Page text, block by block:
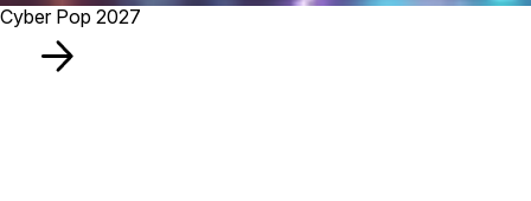
Cyber Pop 2027